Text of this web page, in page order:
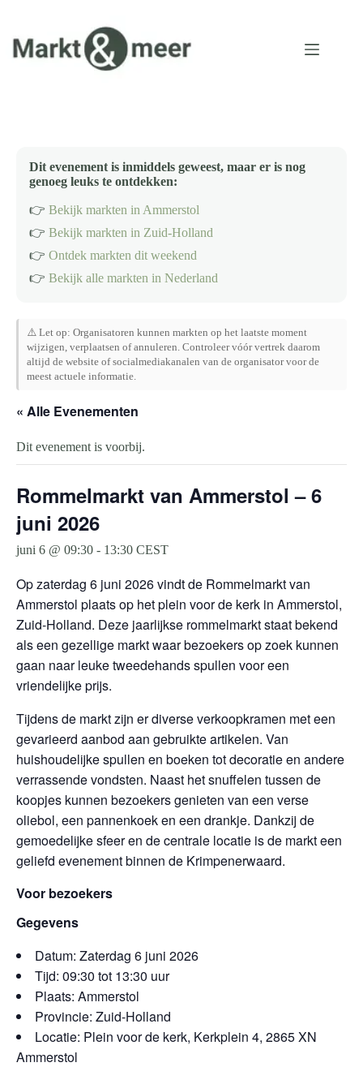
inhoud
Dit evenement is inmiddels geweest, maar er is nog
genoeg leuks te ontdekken:
👉 Bekijk markten in Ammerstol
👉 Bekijk markten in Zuid-Holland
👉 Ontdek markten dit weekend
👉 Bekijk alle markten in Nederland
⚠️ Let op: Organisatoren kunnen markten op het laatste moment
wijzigen, verplaatsen of annuleren. Controleer vóór vertrek daarom
altijd de website of socialmediakanalen van de organisator voor de
meest actuele informatie.
« Alle Evenementen
Dit evenement is voorbij.
Rommelmarkt van Ammerstol – 6
juni 2026
juni 6 @ 09:30 - 13:30 CEST
Op zaterdag 6 juni 2026 vindt de Rommelmarkt van
Ammerstol plaats op het plein voor de kerk in Ammerstol,
Zuid-Holland. Deze jaarlijkse rommelmarkt staat bekend
als een gezellige markt waar bezoekers op zoek kunnen
gaan naar leuke tweedehands spullen voor een
vriendelijke prijs.
Tijdens de markt zijn er diverse verkoopkramen met een
gevarieerd aanbod aan gebruikte artikelen. Van
huishoudelijke spullen en boeken tot decoratie en andere
verrassende vondsten. Naast het snuffelen tussen de
koopjes kunnen bezoekers genieten van een verse
oliebol, een pannenkoek en een drankje. Dankzij de
gemoedelijke sfeer en de centrale locatie is de markt een
geliefd evenement binnen de Krimpenerwaard.
Voor bezoekers
Gegevens
Datum: Zaterdag 6 juni 2026
Tijd: 09:30 tot 13:30 uur
Plaats: Ammerstol
Provincie: Zuid-Holland
Locatie: Plein voor de kerk, Kerkplein 4, 2865 XN
Ammerstol